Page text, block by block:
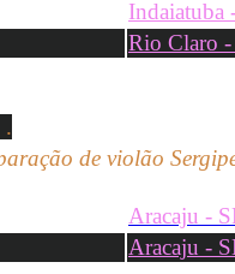
Indaiatuba
Rio Claro -
.
de violão
Aracaju -
Aracaju -